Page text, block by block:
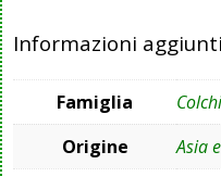
Informazioni
Famiglia
Origine
Asia